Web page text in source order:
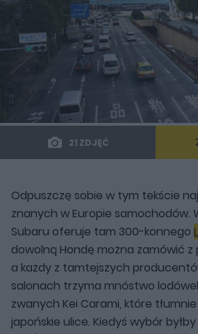
21 ZDJĘĆ
Odpuszczę sobie w tym tekście
znanych w Europie samochodów.
Subaru oferuje tam 300-konnego
dowolną Hondę można zamówić z
a każdy z tamtejszych
salonach trzyma mnóstwo
zwanych Kei Carami, które tłumnie
japońskie ulice. Kiedyś wybór